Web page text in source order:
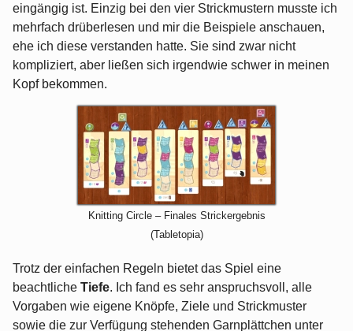
eingängig ist. Einzig bei den vier Strickmustern musste ich
mehrfach drüberlesen und mir die Beispiele anschauen,
ehe ich diese verstanden hatte. Sie sind zwar nicht
kompliziert, aber ließen sich irgendwie schwer in meinen
Kopf bekommen.
Knitting Circle – Finales Strickergebnis
(Tabletopia)
Trotz der einfachen Regeln bietet das Spiel eine
beachtliche Tiefe. Ich fand es sehr anspruchsvoll, alle
Vorgaben wie eigene Knöpfe, Ziele und Strickmuster
sowie die zur Verfügung stehenden Garnplättchen unter